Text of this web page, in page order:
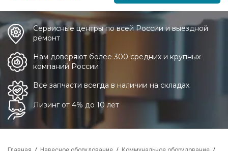
Сервисные центры по всей России и выездной
ремонт
Нам доверяют более 300 средних и крупных
компаний России
Все запчасти всегда в наличии на складах
Лизинг от 4% до 10 лет